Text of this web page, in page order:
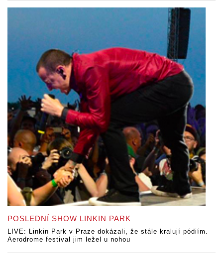
POSLEDNÍ SHOW LINKIN PARK
LIVE: Linkin Park v Praze dokázali, že stále kralují pódiím.
Aerodrome festival jim ležel u nohou